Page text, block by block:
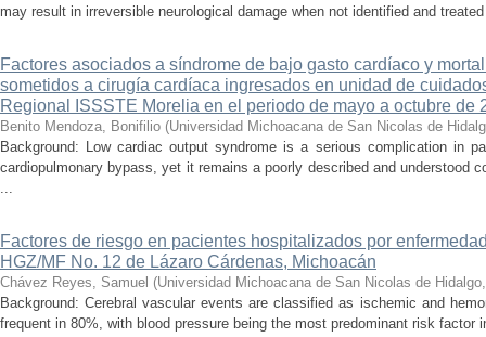
may result in irreversible neurological damage when not identified and
Factores asociados a síndrome de bajo gasto cardíaco y
sometidos a cirugía cardíaca ingresados en unidad de
Regional ISSSTE Morelia en el periodo de mayo a octubre de
Benito Mendoza, Bonifilio (Universidad Michoacana de San Nicolas de
Background: Low cardiac output syndrome is a serious complication in
cardiopulmonary bypass, yet it remains a poorly described and understood
...
Factores de riesgo en pacientes hospitalizados por
HGZ/MF No. 12 de Lázaro Cárdenas, Michoacán
Chávez Reyes, Samuel (Universidad Michoacana de San Nicolas de Hidalgo
Background: Cerebral vascular events are classified as ischemic and
frequent in 80%, with blood pressure being the most predominant risk factor